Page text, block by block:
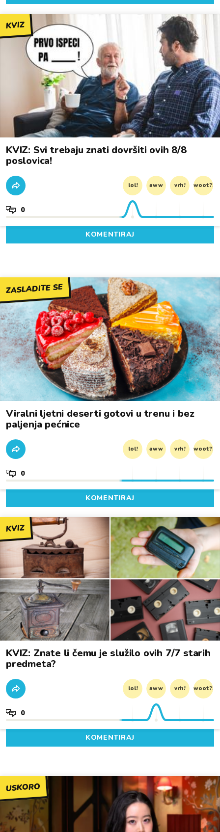
KVIZ
KVIZ: Svi trebaju znati dovršiti ovih 8/8
poslovica!
lol! aww vrh! woot?!
0
KOMENTIRAJ
ZASLADITE SE
Viralni ljetni deserti gotovi u trenu i bez
paljenja pećnice
lol! aww vrh! woot?!
0
KOMENTIRAJ
KVIZ
KVIZ: Znate li čemu je služilo ovih 7/7 starih
predmeta?
lol! aww vrh! woot?!
0
KOMENTIRAJ
USKORO